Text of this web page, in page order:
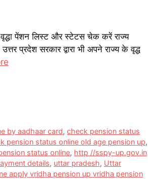
पेंशन लिस्ट और स्टेटस चेक करें राज्य
प्रदेश सरकार द्वारा भी अपने राज्य के वृद्ध
by aadhaar card,check pension status
pension status online old age pension up,
status online, http //sspy-up.gov.in
details, uttar pradesh, Uttar
apply vridha pension up vridha pension